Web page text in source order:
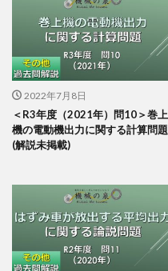
2022年7月8日
＜R3年度（2021年）問10＞巻上
機の電動機出力に関する計算問題
(解説未掲載)